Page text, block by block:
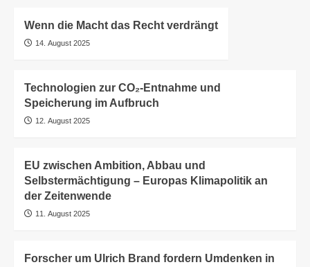
Wenn die Macht das Recht verdrängt
14. August 2025
Technologien zur CO₂-Entnahme und
Speicherung im Aufbruch
12. August 2025
EU zwischen Ambition, Abbau und
Selbstermächtigung – Europas Klimapolitik an
der Zeitenwende
11. August 2025
Forscher um Ulrich Brand fordern Umdenken in